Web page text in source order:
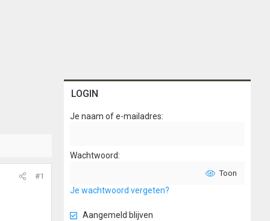
#1
LOGIN
Je naam of e-mailadres
Wachtwoord
Toon
Je wachtwoord vergeten?
Aangemeld blijven